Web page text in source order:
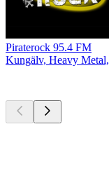
Piraterock 95.4 FM
Kungälv, Heavy